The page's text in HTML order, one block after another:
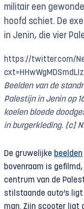
militair een
hoofd schiet. De
in Jenin, die vier
https://twitter.com/
Beelden van de
Palestijn in Jenin op
koelen bloede
in burgerkleding. [c]
De gruwelijke beelden
bovenraam is
centrum van de
stilstaande auto’s
man. Zijn scooter ligt